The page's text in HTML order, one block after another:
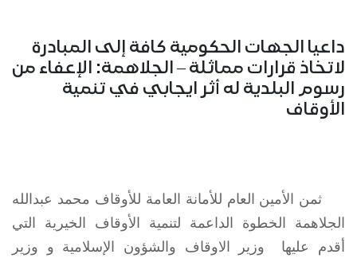
داعيا الجهات الحكومية كافة إلى المبادرة
لاتخاذ قرارات مماثلة – الجلاهمة: الإعفاء من
رسوم البلدية له أثر ايجابي في تنمية
الأوقاف
ثمن الأمين العام للأمانة العامة للأوقاف محمد عبدالله
الجلاهمة الخطوة الداعمة لتنمية الأوقاف الخيرية التي
أقدم عليها وزير الاوقاف والشؤون الإسلامية و وزير